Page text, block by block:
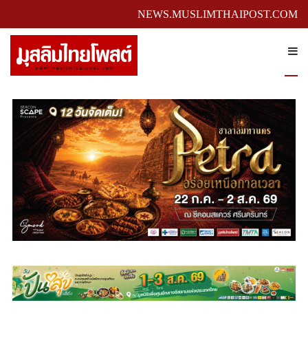
NEWS.MUSLIMTHAIPOST.COM